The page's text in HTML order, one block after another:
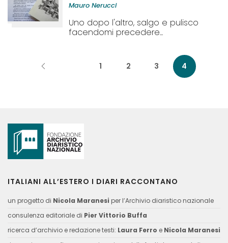
Mauro Nerucci
Uno dopo l'altro, salgo e pulisco
facendomi precedere...
1 2 3 4
ITALIANI ALL’ESTERO I DIARI RACCONTANO
un progetto di Nicola Maranesi per l’Archivio diaristico nazionale
consulenza editoriale di Pier Vittorio Buffa
ricerca d’archivio e redazione testi: Laura Ferro e Nicola Maranesi